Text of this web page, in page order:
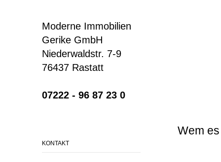
Moderne Immobilien
Gerike GmbH
Niederwaldstr. 7-9
76437 Rastatt
07222 - 96 87 23 0
KONTAKT
Wem